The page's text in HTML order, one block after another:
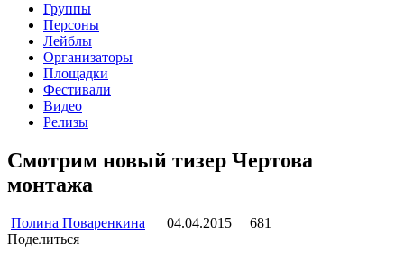
Группы
Персоны
Лейблы
Организаторы
Площадки
Фестивали
Видео
Релизы
Смотрим новый тизер Чертова
монтажа
Полина Поваренкина 04.04.2015
681
Поделиться